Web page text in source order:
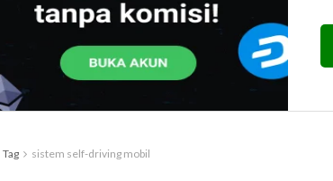
Tag sistem self-driving mobil